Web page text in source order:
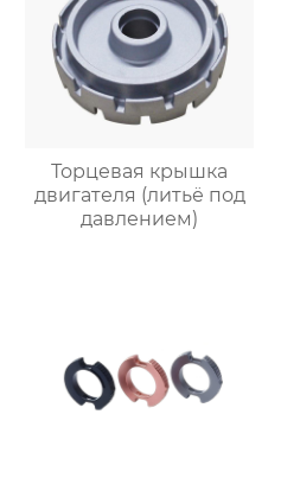
Торцевая крышка
двигателя (литьё под
давлением)